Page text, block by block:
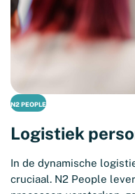
N2 PEOPLE
Logistiek
In de dynamische
cruciaal. N2 People